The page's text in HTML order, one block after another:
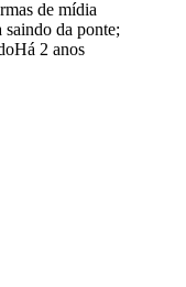
de mídia
saindo da ponte;
Há 2 anos